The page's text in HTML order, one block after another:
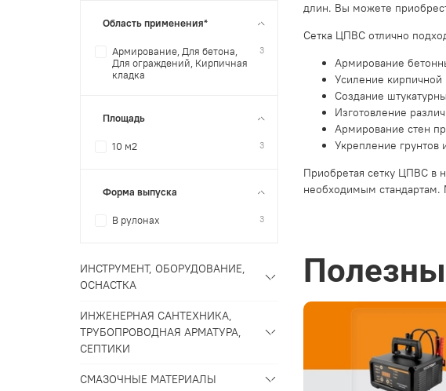
длин. Вы можете
Сетка ЦПВС отлично
Армирование
Усиление кирпичной
Создание
Изготовление
Армирование стен
Укрепление грунтов
Приобретая сетку ЦПВС в
необходимым
Область применения*
Армирование, Для бетона,
Для ограждений, Кирпичная
кладка
3
Площадь
10 м2 3
Форма выпуска
В рулонах 3
ИНСТРУМЕНТ, ОБОРУДОВАНИЕ,
ОСНАСТКА
ИНЖЕНЕРНАЯ САНТЕХНИКА,
ТРУБОПРОВОДНАЯ АРМАТУРА,
СЕПТИКИ
СМАЗОЧНЫЕ МАТЕРИАЛЫ